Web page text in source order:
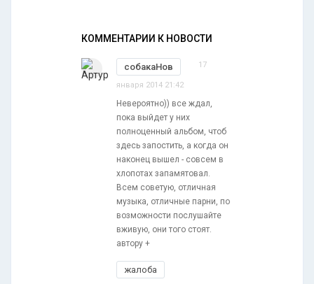
КОММЕНТАРИИ К НОВОСТИ
собакаНов 17
января 2014 21:42
Невероятно)) все ждал,
пока выйдет у них
полноценный альбом, чтоб
здесь запостить, а когда он
наконец вышел - совсем в
хлопотах запамятовал.
Всем советую, отличная
музыка, отличные парни, по
возможности послушайте
вживую, они того стоят.
автору +
жалоба